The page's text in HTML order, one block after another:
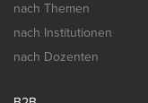
nach Themen
nach Institutionen
nach Dozenten